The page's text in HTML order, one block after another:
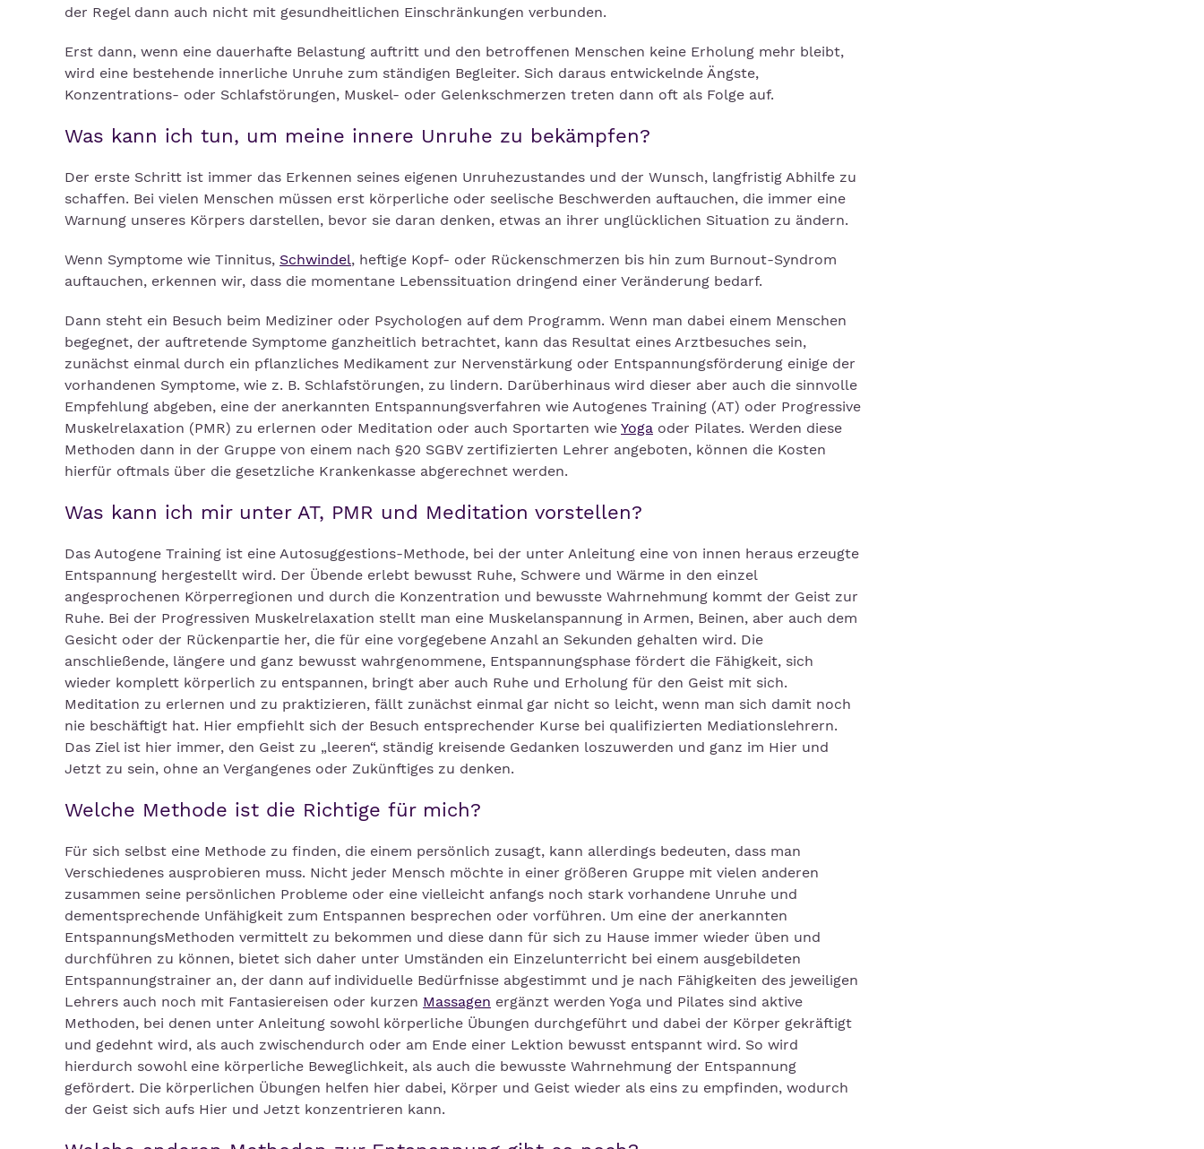
der Regel dann auch nicht mit gesundheitlichen Einschränkungen verbunden.
Erst dann, wenn eine dauerhafte Belastung auftritt und den betroffenen Menschen keine Erholung mehr bleibt,
wird eine bestehende innerliche Unruhe zum ständigen Begleiter. Sich daraus entwickelnde Ängste,
Konzentrations- oder Schlafstörungen, Muskel- oder Gelenkschmerzen treten dann oft als Folge auf.
Was kann ich tun, um meine innere Unruhe zu bekämpfen?
Der erste Schritt ist immer das Erkennen seines eigenen Unruhezustandes und der Wunsch, langfristig Abhilfe zu
schaffen. Bei vielen Menschen müssen erst körperliche oder seelische Beschwerden auftauchen, die immer eine
Warnung unseres Körpers darstellen, bevor sie daran denken, etwas an ihrer unglücklichen Situation zu ändern.
Wenn Symptome wie Tinnitus, Schwindel, heftige Kopf- oder Rückenschmerzen bis hin zum Burnout-Syndrom
auftauchen, erkennen wir, dass die momentane Lebenssituation dringend einer Veränderung bedarf.
Dann steht ein Besuch beim Mediziner oder Psychologen auf dem Programm. Wenn man dabei einem Menschen
begegnet, der auftretende Symptome ganzheitlich betrachtet, kann das Resultat eines Arztbesuches sein,
zunächst einmal durch ein pflanzliches Medikament zur Nervenstärkung oder Entspannungsförderung einige der
vorhandenen Symptome, wie z. B. Schlafstörungen, zu lindern. Darüberhinaus wird dieser aber auch die sinnvolle
Empfehlung abgeben, eine der anerkannten Entspannungsverfahren wie Autogenes Training (AT) oder Progressive
Muskelrelaxation (PMR) zu erlernen oder Meditation oder auch Sportarten wie Yoga oder Pilates. Werden diese
Methoden dann in der Gruppe von einem nach §20 SGBV zertifizierten Lehrer angeboten, können die Kosten
hierfür oftmals über die gesetzliche Krankenkasse abgerechnet werden.
Was kann ich mir unter AT, PMR und Meditation vorstellen?
Das Autogene Training ist eine Autosuggestions-Methode, bei der unter Anleitung eine von innen heraus erzeugte
Entspannung hergestellt wird. Der Übende erlebt bewusst Ruhe, Schwere und Wärme in den einzel
angesprochenen Körperregionen und durch die Konzentration und bewusste Wahrnehmung kommt der Geist zur
Ruhe. Bei der Progressiven Muskelrelaxation stellt man eine Muskelanspannung in Armen, Beinen, aber auch dem
Gesicht oder der Rückenpartie her, die für eine vorgegebene Anzahl an Sekunden gehalten wird. Die
anschließende, längere und ganz bewusst wahrgenommene, Entspannungsphase fördert die Fähigkeit, sich
wieder komplett körperlich zu entspannen, bringt aber auch Ruhe und Erholung für den Geist mit sich.
Meditation zu erlernen und zu praktizieren, fällt zunächst einmal gar nicht so leicht, wenn man sich damit noch
nie beschäftigt hat. Hier empfiehlt sich der Besuch entsprechender Kurse bei qualifizierten Mediationslehrern.
Das Ziel ist hier immer, den Geist zu „leeren“, ständig kreisende Gedanken loszuwerden und ganz im Hier und
Jetzt zu sein, ohne an Vergangenes oder Zukünftiges zu denken.
Welche Methode ist die Richtige für mich?
Für sich selbst eine Methode zu finden, die einem persönlich zusagt, kann allerdings bedeuten, dass man
Verschiedenes ausprobieren muss. Nicht jeder Mensch möchte in einer größeren Gruppe mit vielen anderen
zusammen seine persönlichen Probleme oder eine vielleicht anfangs noch stark vorhandene Unruhe und
dementsprechende Unfähigkeit zum Entspannen besprechen oder vorführen. Um eine der anerkannten
EntspannungsMethoden vermittelt zu bekommen und diese dann für sich zu Hause immer wieder üben und
durchführen zu können, bietet sich daher unter Umständen ein Einzelunterricht bei einem ausgebildeten
Entspannungstrainer an, der dann auf individuelle Bedürfnisse abgestimmt und je nach Fähigkeiten des jeweiligen
Lehrers auch noch mit Fantasiereisen oder kurzen Massagen ergänzt werden Yoga und Pilates sind aktive
Methoden, bei denen unter Anleitung sowohl körperliche Übungen durchgeführt und dabei der Körper gekräftigt
und gedehnt wird, als auch zwischendurch oder am Ende einer Lektion bewusst entspannt wird. So wird
hierdurch sowohl eine körperliche Beweglichkeit, als auch die bewusste Wahrnehmung der Entspannung
gefördert. Die körperlichen Übungen helfen hier dabei, Körper und Geist wieder als eins zu empfinden, wodurch
der Geist sich aufs Hier und Jetzt konzentrieren kann.